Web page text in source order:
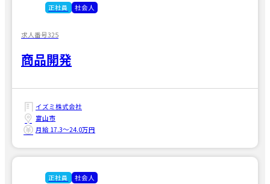
正社員 社会人
求人番号325
商品開発
イズミ株式会社
富山市
月給 17.3〜24.0万円
正社員 社会人